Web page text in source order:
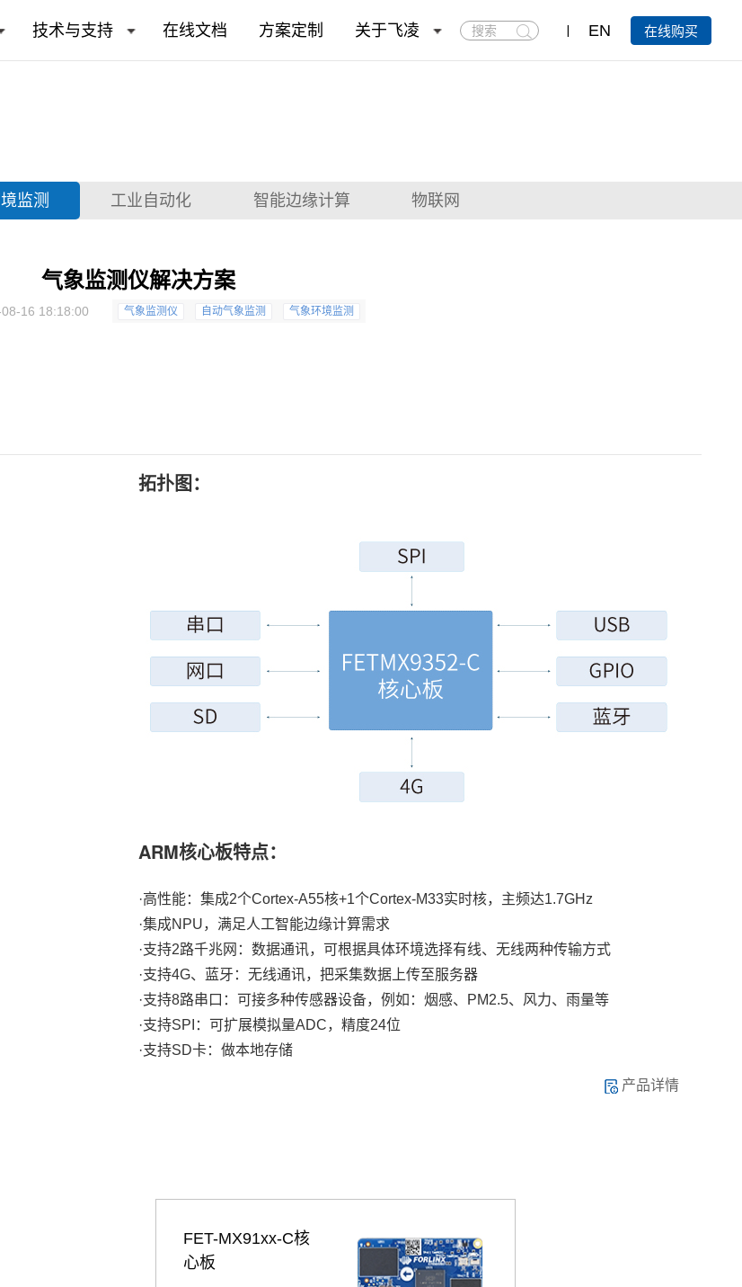
技术与支持 在线文档 方案定制 关于飞凌
搜
索
EN 在线购买
监测 工业自动化 智能边缘计算 物联网
气象监测仪解决方案
16 18:18:00 气象监测仪 自动气象监测 气象环境监测
拓扑图：
ARM核心板特点：
·高性能：集成2个Cortex-A55核+1个Cortex-M33实时核，主频达1.7GHz
·集成NPU，满足人工智能边缘计算需求
·支持2路千兆网 ：数据通讯，可根据具体环境选择有线、无线两种传输方式
·支持4G、蓝牙：无线通讯，把采集数据上传至服务器
·支持8路串口：可接多种传感器设备，例如：烟感、PM2.5、风力、雨量等
·支持SPI ：可扩展模拟量ADC，精度24位
·支持SD卡：做本地存储
产品详情
FET-MX91xx-C核
心板